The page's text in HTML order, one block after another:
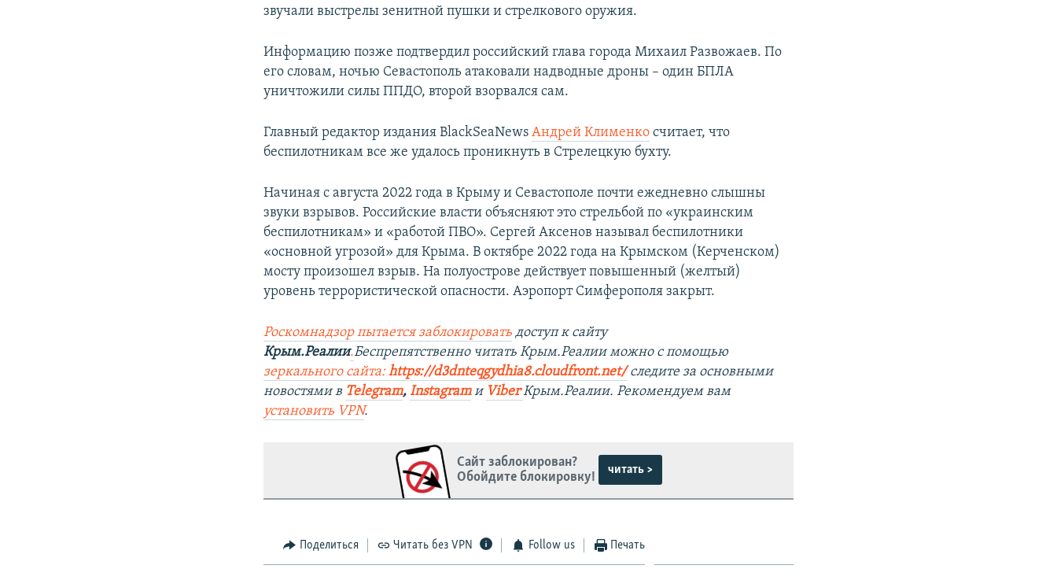
звучали выстрелы зенитной пушки и стрелкового оружия.
Информацию позже подтвердил российский глава города Михаил Развожаев. По
его словам, ночью Севастополь атаковали надводные дроны – один БПЛА
уничтожили силы ППДО, второй взорвался сам.
Главный редактор издания BlackSeaNewsАндрей Клименко считает, что
беспилотникам все же удалось проникнуть в Стрелецкую бухту.
Начиная с августа 2022 года в Крыму и Севастополе почти ежедневно слышны
звуки взрывов. Российские власти объясняют это стрельбой по «украинским
беспилотникам» и «работой ПВО». Сергей Аксенов называл беспилотники
«основной угрозой» для Крыма. В октябре 2022 года на Крымском (Керченском)
мосту произошел взрыв. На полуострове действует повышенный (желтый)
уровень террористической опасности. Аэропорт Симферополя закрыт.
Роскомнадзор пытается заблокировать доступ к сайту
Крым.Реалии.Беспрепятственно читать Крым.Реалии можно с помощью
зеркального сайта:https://d3dnteqgydhia8.cloudfront.net/ следите за основными
новостями в Telegram,Instagramи Viber Крым.Реалии. Рекомендуем вам
установить VPN.
Сайт заблокирован?
Обойдите блокировку!
читать >
Поделиться Читать без VPN Follow us Печать